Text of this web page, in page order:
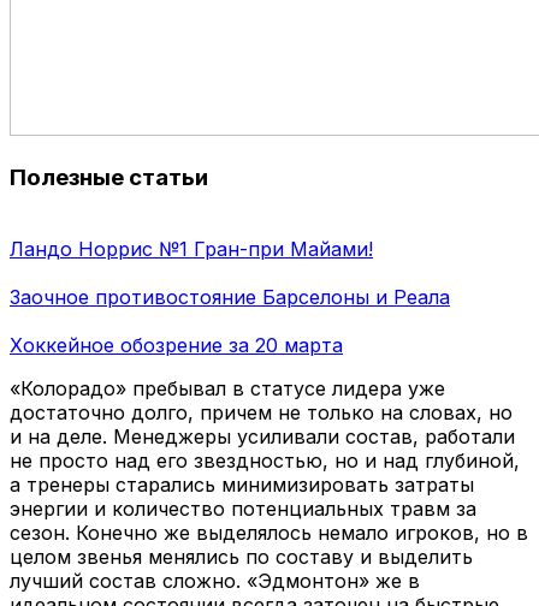
Полезные статьи
Ландо Норрис №1 Гран-при Майами!
Заочное противостояние Барселоны и Реала
Хоккейное обозрение за 20 марта
«Колорадо» пребывал в статусе лидера уже
достаточно долго, причем не только на словах, но
и на деле. Менеджеры усиливали состав, работали
не просто над его звездностью, но и над глубиной,
а тренеры старались минимизировать затраты
энергии и количество потенциальных травм за
сезон. Конечно же выделялось немало игроков, но в
целом звенья менялись по составу и выделить
лучший состав сложно. «Эдмонтон» же в